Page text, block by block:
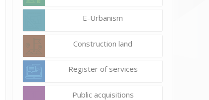
E-Urbanism
Construction land
Register of services
Public acquisitions